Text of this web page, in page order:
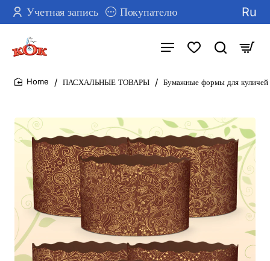
Учетная запись Покупателю Ru
ПАСХАЛЬНЫЕ ТОВАРЫ Бумажные формы для куличей